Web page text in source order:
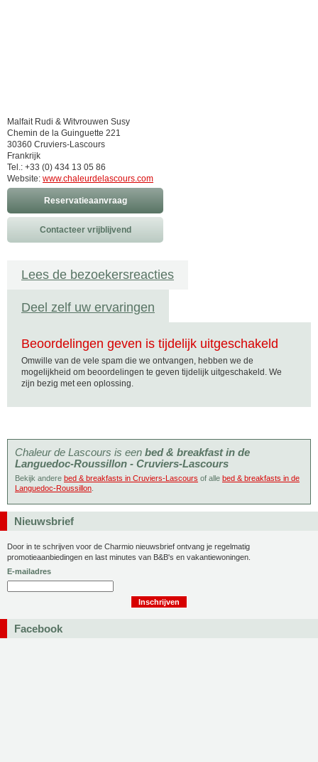
Malfait Rudi & Witvrouwen Susy
Chemin de la Guinguette 221
30360 Cruviers-Lascours
Frankrijk
Tel.: +33 (0) 434 13 05 86
Website: www.chaleurdelascours.com
Reservatieaanvraag
Contacteer vrijblijvend
Lees de bezoekersreacties
Deel zelf uw ervaringen
Beoordelingen geven is tijdelijk uitgeschakeld
Omwille van de vele spam die we ontvangen, hebben we de
mogelijkheid om beoordelingen te geven tijdelijk uitgeschakeld. We
zijn bezig met een oplossing.
Chaleur de Lascours is een bed & breakfast in de
Languedoc-Roussillon - Cruviers-Lascours
Bekijk andere bed & breakfasts in Cruviers-Lascours of alle bed & breakfasts in de
Languedoc-Roussillon
Nieuwsbrief
Door in te schrijven voor de Charmio nieuwsbrief ontvang je regelmatig
promotieaanbiedingen en last minutes van B&B's en vakantiewoningen.
E-mailadres
Facebook